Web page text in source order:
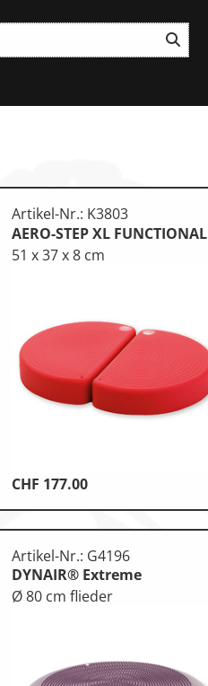
Artikel-Nr.: K3803
AERO-STEP XL FUNCTIONAL
51 x 37 x 8 cm
CHF 177.00
Artikel-Nr.: G4196
DYNAIR® Extreme
Ø 80 cm flieder